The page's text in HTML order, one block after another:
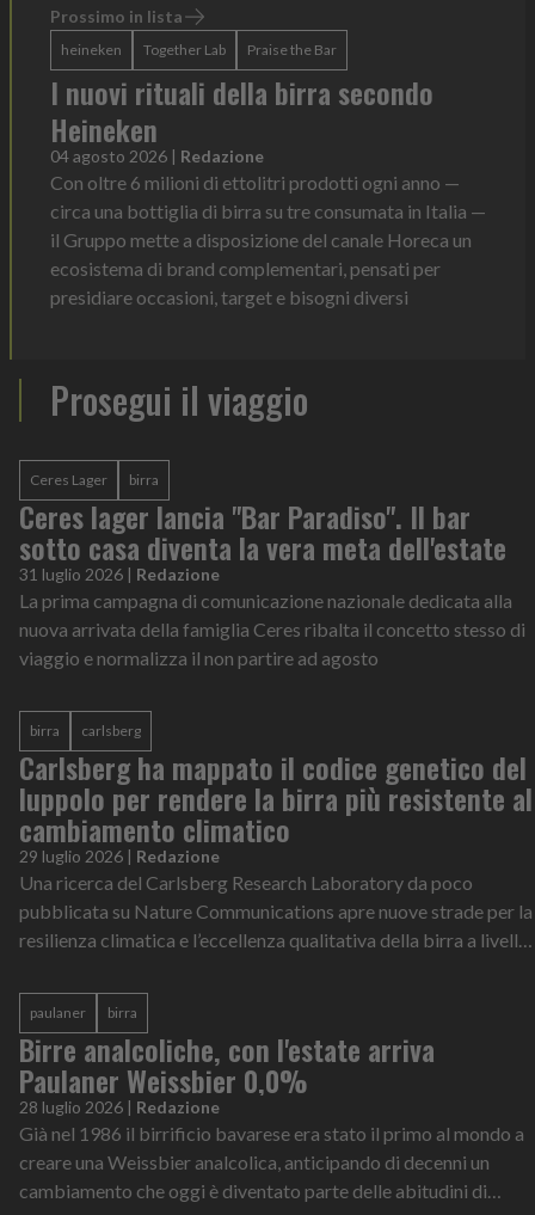
Prossimo in lista
heineken Together Lab Praise the Bar
I nuovi rituali della birra secondo
Heineken
04 agosto 2026 | Redazione
Con oltre 6 milioni di ettolitri prodotti ogni anno —
circa una bottiglia di birra su tre consumata in Italia —
il Gruppo mette a disposizione del canale Horeca un
ecosistema di brand complementari, pensati per
presidiare occasioni, target e bisogni diversi
Prosegui il viaggio
Ceres Lager birra
Ceres lager lancia "Bar Paradiso". Il bar
sotto casa diventa la vera meta dell'estate
31 luglio 2026 | Redazione
La prima campagna di comunicazione nazionale dedicata alla
nuova arrivata della famiglia Ceres ribalta il concetto stesso di
viaggio e normalizza il non partire ad agosto
birra carlsberg
Carlsberg ha mappato il codice genetico del
luppolo per rendere la birra più resistente al
cambiamento climatico
29 luglio 2026 | Redazione
Una ricerca del Carlsberg Research Laboratory da poco
pubblicata su Nature Communications apre nuove strade per la
resilienza climatica e l’eccellenza qualitativa della birra a livello
paulaner birra
Birre analcoliche, con l'estate arriva
Paulaner Weissbier 0,0%
28 luglio 2026 | Redazione
Già nel 1986 il birrificio bavarese era stato il primo al mondo a
creare una Weissbier analcolica, anticipando di decenni un
cambiamento che oggi è diventato parte delle abitudini di